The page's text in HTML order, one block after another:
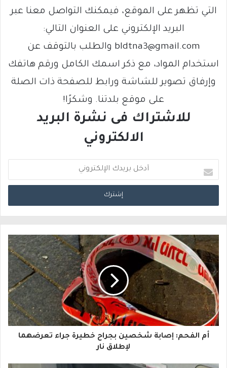
التي تظهر على الموقع، فيمكنك التواصل معنا عبر
البريد الإلكتروني على العنوان التالي:
bldtna3@gmail.com والطلب بالتوقف عن
استخدام المواد، مع ذكر اسمك الكامل ورقم هاتفك
وإرفاق تصوير للشاشة ورابط للصفحة ذات الصلة
على موقع بلدتنا. وشكرًا!
للاشتراك فى نشرة البريد
الالكتروني
د
خ
ب
ر
ي
د
ك
ا
إ
أم الفحم: إصابة شخصين بجراح خطيرة جراء تعرضهما
لإطلاق نار